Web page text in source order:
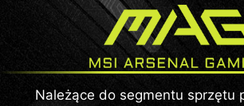
Należące do segmentu sprzętu